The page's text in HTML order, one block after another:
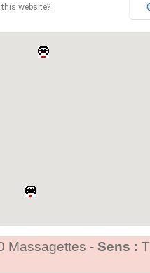
website?
Massagettes - Sens :